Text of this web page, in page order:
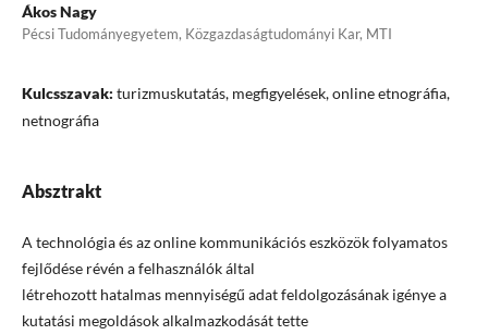
Ákos Nagy
Pécsi Tudományegyetem, Közgazdaságtudományi Kar, MTI
Kulcsszavak: turizmuskutatás, megfigyelések, online etnográfia,
netnográfia
Absztrakt
A technológia és az online kommunikációs eszközök folyamatos
fejlődése révén a felhasználók által
létrehozott hatalmas mennyiségű adat feldolgozásának igénye a
kutatási megoldások alkalmazkodását tette